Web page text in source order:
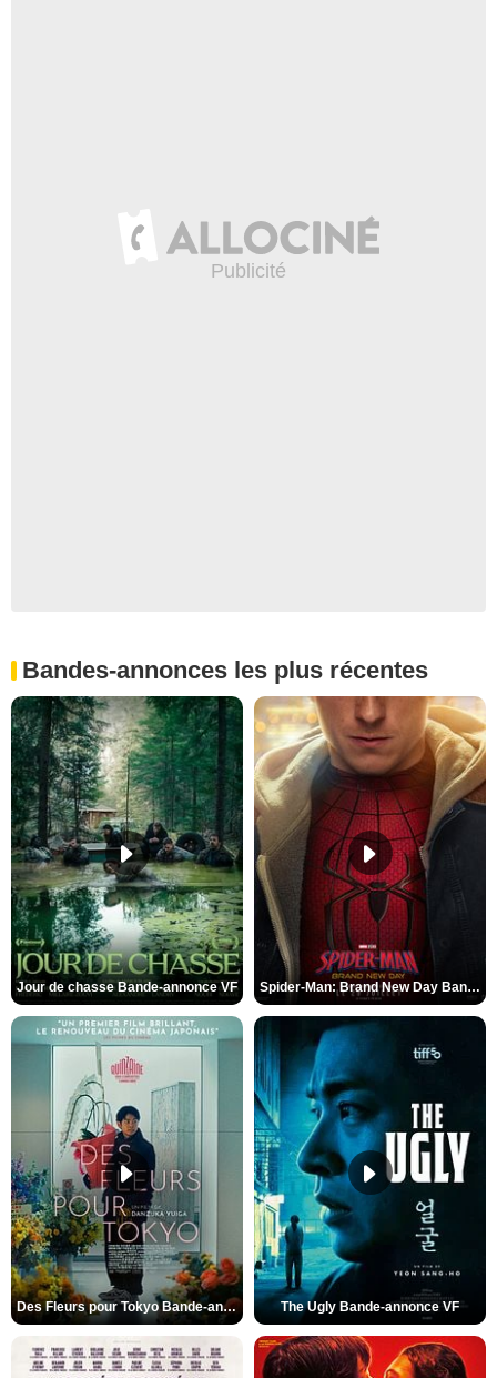
Bandes-annonces les plus récentes
Jour de chasse Bande-annonce VF Spider-Man: Brand New Day Bande-annonce (3) VO STFR
Des Fleurs pour Tokyo Bande-annonce VO STFR The Ugly Bande-annonce VF